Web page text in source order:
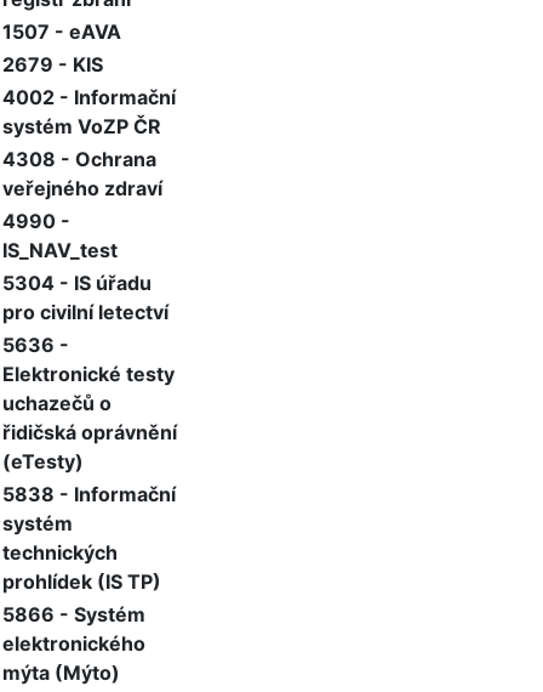
1507 - eAVA
2679 - KIS
4002 - Informační
systém VoZP ČR
4308 - Ochrana
veřejného zdraví
4990 -
IS_NAV_test
5304 - IS úřadu
pro civilní letectví
5636 -
Elektronické testy
uchazečů o
řidičská oprávnění
(eTesty)
5838 - Informační
systém
technických
prohlídek (IS TP)
5866 - Systém
elektronického
mýta (Mýto)